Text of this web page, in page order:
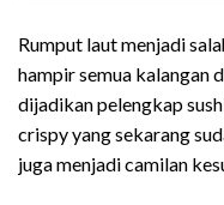
Rumput laut menjadi
hampir semua kalangan
dijadikan pelengkap
crispy yang sekarang
juga menjadi camilan